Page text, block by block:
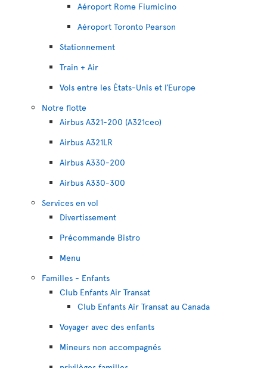
Aéroport Rome Fiumicino
Aéroport Toronto Pearson
Stationnement
Train + Air
Vols entre les États-Unis et l’Europe
Notre flotte
Airbus A321-200 (A321ceo)
Airbus A321LR
Airbus A330-200
Airbus A330-300
Services en vol
Divertissement
Précommande Bistro
Menu
Familles - Enfants
Club Enfants Air Transat
Club Enfants Air Transat au Canada
Voyager avec des enfants
Mineurs non accompagnés